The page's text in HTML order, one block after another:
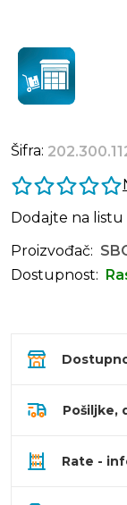
Šifra:
Dodajte na listu
Proizvođač:
Dostupnost:
Pošiljke,
Rate -